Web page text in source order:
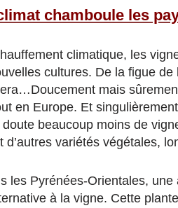
chamboule les
climatique, les
cultures. De la figue
mais
en Europe. Et
beaucoup moins de
d’autres variétés végétales,
les Pyrénées-Orientales,
à la vigne. Cette